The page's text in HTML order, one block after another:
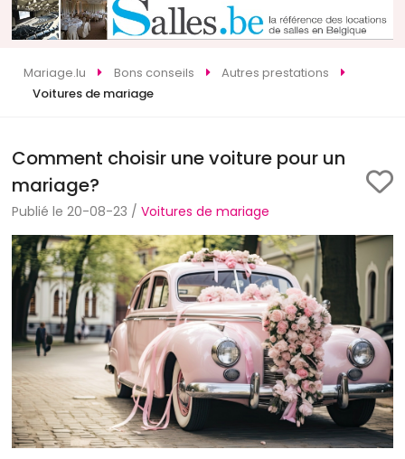
Mariage.lu Bons conseils
Autres prestations
Voitures de mariage
Comment choisir une voiture pour un
mariage?
Publié le 20-08-23 /Voitures de mariage